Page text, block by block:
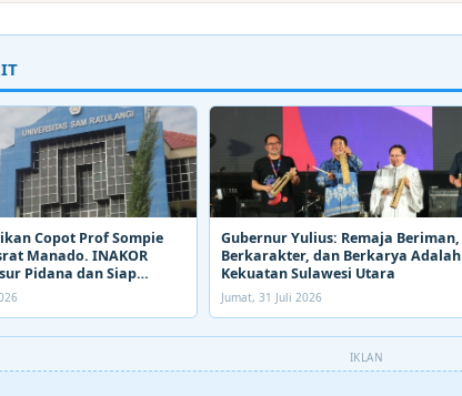
Copot Prof Sompie
Manado. INAKOR
Pidana dan Siap
di Suksesi Rektor
Gubernur Yulius: Remaja Beriman,
Berkarakter, dan Berkarya Adalah
Kekuatan Sulawesi Utara
Jumat, 31 Juli 2026
IKLAN